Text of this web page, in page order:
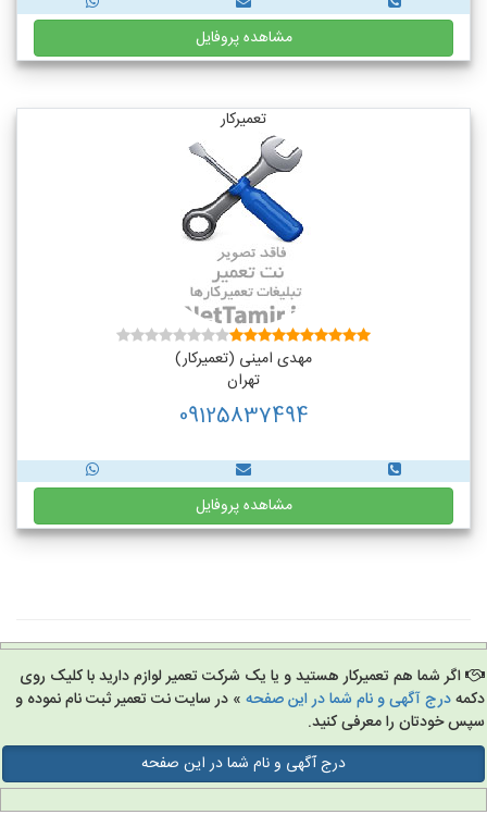
مشاهده پروفایل
تعمیرکار
مهدی امینی (تعمیرکار)
تهران
09125837494
مشاهده پروفایل
اگر شما هم تعمیرکار هستید و یا یک شرکت تعمیر لوازم دارید با کلیک روی
درج آگهی و نام شما در این صفحه» در سایت نت تعمیر ثبت نام نموده و
خودتان را معرفی کنید.
درج آگهی و نام شما در این صفحه